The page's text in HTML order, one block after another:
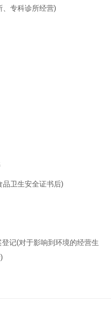
专科诊所经营)
卫生安全证书后)
记(对于影响到环境的经营生